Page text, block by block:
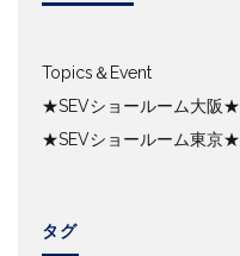
Topics＆Event
★SEVショールーム大阪★
★SEVショールーム東京★
タグ